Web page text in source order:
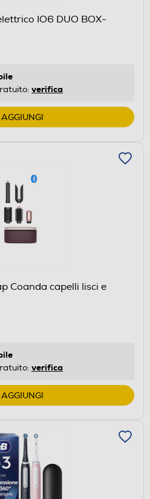
IO6 DUO BOX-
verifica
AGGIUNGI
Coanda capelli lisci e
verifica
AGGIUNGI